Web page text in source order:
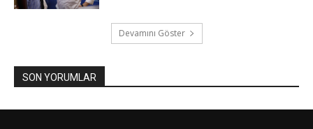
Devamını Göster
SON YORUMLAR